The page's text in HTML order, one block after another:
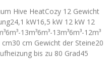
Hive HeatCozy 12 Gewicht
kW16,5 kW 12 kW 12
13m³6m³-13m³6m³-12m³
cm Gewicht der Steine20
bis zu 80 Grad45